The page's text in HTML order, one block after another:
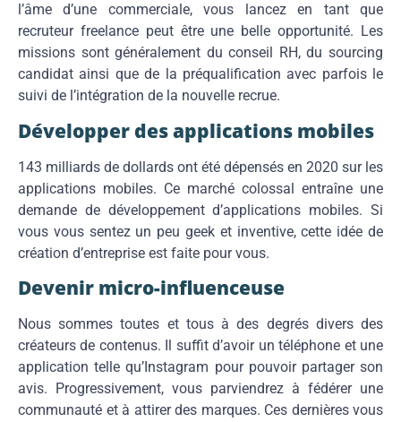
l’âme d’une commerciale, vous lancez en tant que
recruteur freelance peut être une belle opportunité. Les
missions sont généralement du conseil RH, du sourcing
candidat ainsi que de la préqualification avec parfois le
suivi de l’intégration de la nouvelle recrue.
Développer des applications mobiles
143 milliards de dollards ont été dépensés en 2020 sur les
applications mobiles. Ce marché colossal entraîne une
demande de développement d’applications mobiles. Si
vous vous sentez un peu geek et inventive, cette idée de
création d’entreprise est faite pour vous.
Devenir micro-influenceuse
Nous sommes toutes et tous à des degrés divers des
créateurs de contenus. Il suffit d’avoir un téléphone et une
application telle qu’Instagram pour pouvoir partager son
avis. Progressivement, vous parviendrez à fédérer une
communauté et à attirer des marques. Ces dernières vous